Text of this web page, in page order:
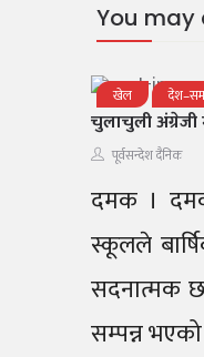
You may
खेल
चुलाचुली अंग्रेजी
पूर्वसन्देश दैनिक
दमक ।
स्कूलले
सदनात्मक
सम्पन्न